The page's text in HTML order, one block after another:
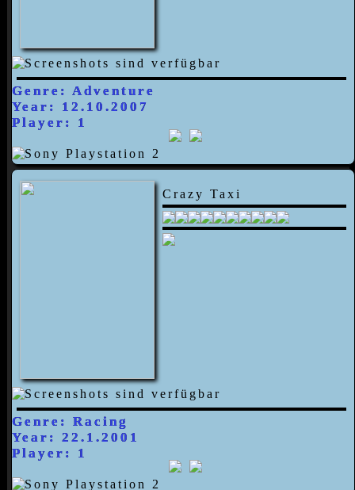
Genre: Adventure
Year: 12.10.2007
Player: 1
Crazy Taxi
Genre: Racing
Year: 22.1.2001
Player: 1